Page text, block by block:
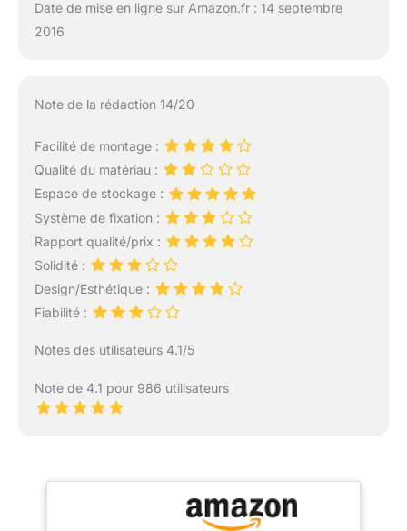
Date de mise en ligne sur Amazon.fr : 14 septembre
2016
Note de la rédaction 14/20
Facilité de montage :
Qualité du matériau :
Espace de stockage :
Système de fixation :
Rapport qualité/prix :
Solidité :
Design/Esthétique :
Fiabilité :
Notes des utilisateurs 4.1/5
Note de 4.1 pour 986 utilisateurs